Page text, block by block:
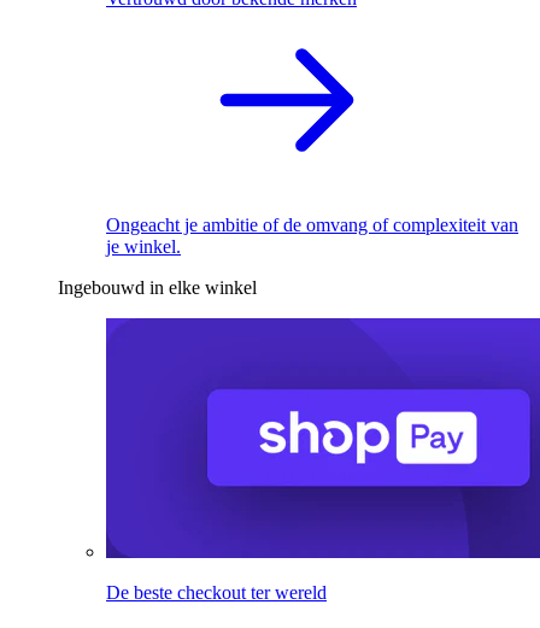
Ongeacht je ambitie of de omvang of complexiteit van
je winkel.
Ingebouwd in elke winkel
De beste checkout ter wereld